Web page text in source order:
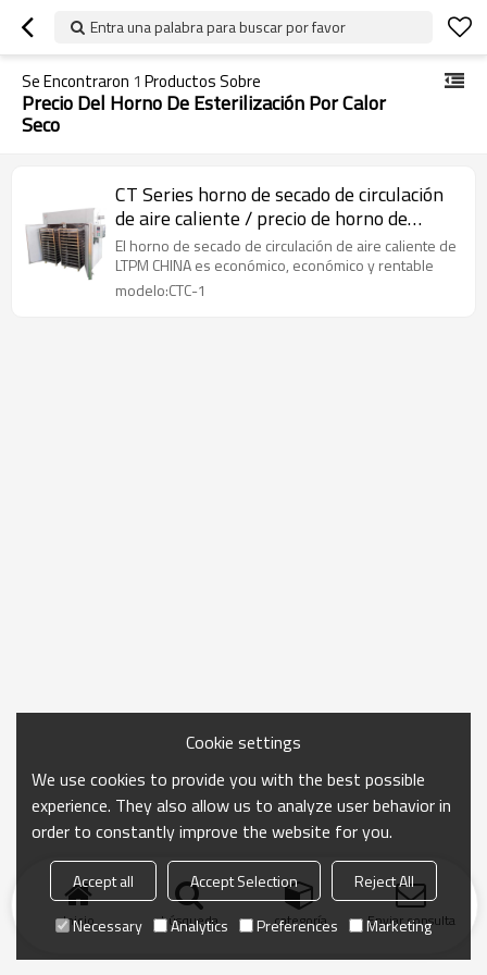
Entra una palabra para buscar por favor
Se Encontraron 1 Productos Sobre
Precio Del Horno De Esterilización Por Calor
Seco
CT Series horno de secado de circulación
de aire caliente / precio de horno de
esterilización por calor seco
El horno de secado de circulación de aire caliente de
LTPM CHINA es económico, económico y rentable
modelo:CTC-1
Inicio búsqueda categoría Enviar consulta
Cookie settings
We use cookies to provide you with the best possible
experience. They also allow us to analyze user behavior in
order to constantly improve the website for you.
Accept all Accept Selection
Reject All
Necessary
Analytics Preferences Marketing